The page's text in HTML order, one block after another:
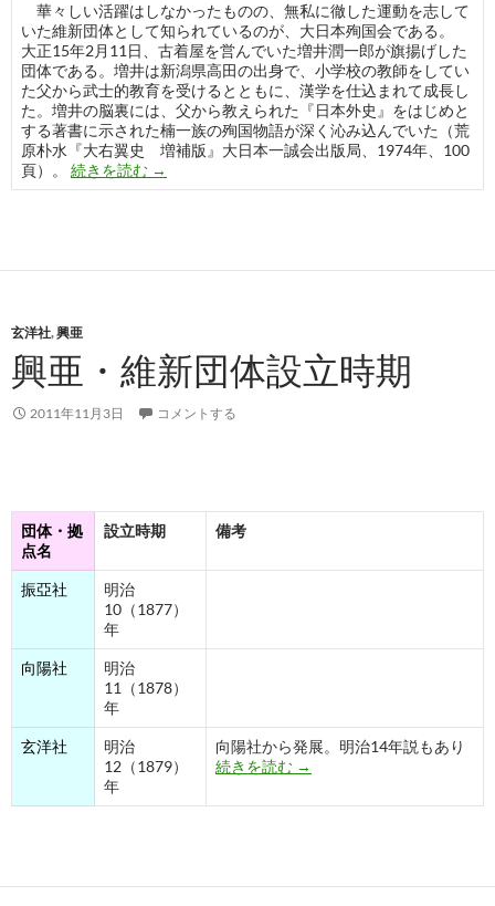
華々しい活躍はしなかったものの、無私に徹した運動を志して
いた維新団体として知られているのが、大日本殉国会である。
大正15年2月11日、古着屋を営んでいた増井潤一郎が旗揚げした
団体である。増井は新潟県高田の出身で、小学校の教師をしてい
た父から武士的教育を受けるとともに、漢学を仕込まれて成長し
た。増井の脳裏には、父から教えられた『日本外史』をはじめと
する著書に示された楠一族の殉国物語が深く沁み込んでいた（荒
原朴水『大右翼史 増補版』大日本一誠会出版局、1974年、100
頁）。 続きを読む 大日本殉国会
→
玄洋社,興亜
興亜・維新団体設立時期
2011年11月3日 コメントする
団体・拠
点名
設立時期 備考
振亞社
明治
10（1877）
年
向陽社
明治
11（1878）
年
玄洋社
明治
12（1879）
年
向陽社から発展。明治14年説もあり
続きを読む 興亜・維新団体設立時期
→